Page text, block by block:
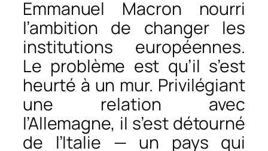
Emmanuel Macron nourri
l’ambition de changer les
institutions européennes.
Le problème est qu’il s’est
heurté à un mur. Privilégiant
une relation avec
l’Allemagne, il s’est détourné
de l’Italie — un pays qui